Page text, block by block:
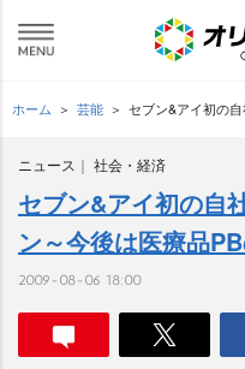
ホーム 芸能 セブン&アイ初の
ニュース 社会・経済
セブン&アイ初の自
ン～今後は医療品
2009-08-06 18:00